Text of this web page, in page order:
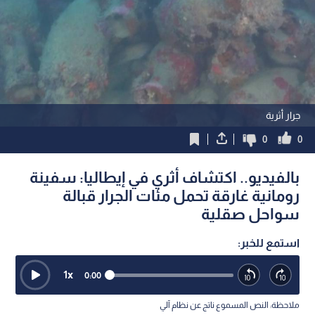
جرار أثرية
0
0
بالفيديو.. اكتشاف أثري في إيطاليا: سفينة
رومانية غارقة تحمل مئات الجرار قبالة
سواحل صقلية
استمع للخبر:
0:00
1x
ملاحظة: النص المسموع ناتج عن نظام آلي